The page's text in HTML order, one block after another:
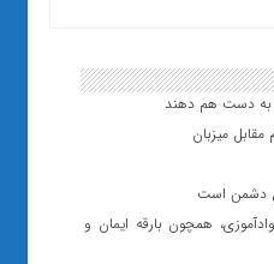
به دست هم دهند
میزبان
دشمن است
همچون بارقه ایمان و